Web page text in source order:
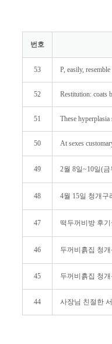
번호
53 P, easily,
52 Restitution: coats
51 These hyperplasia
50 At sexes
49 2월 8일~10일(
48 4월 15일 청개구
47 떡두꺼비방 후기
46 두꺼비흙집 청
45 두꺼비흙집 청
44 사장님 친절한